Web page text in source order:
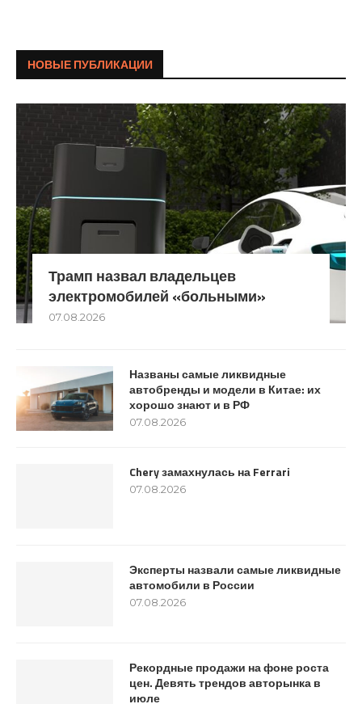
НОВЫЕ ПУБЛИКАЦИИ
Трамп назвал владельцев
электромобилей «больными»
07.08.2026
Названы самые ликвидные
автобренды и модели в Китае: их
хорошо знают и в РФ
07.08.2026
Chery замахнулась на Ferrari
07.08.2026
Эксперты назвали самые ликвидные
автомобили в России
07.08.2026
Рекордные продажи на фоне роста
цен. Девять трендов авторынка в
июле